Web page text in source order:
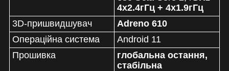
4x2.4гГц + 4x1.9гГц
3D-пришвидшувач
Adreno 610
Операційна система
Android 11
Прошивка
глобальна остання,
стабільна